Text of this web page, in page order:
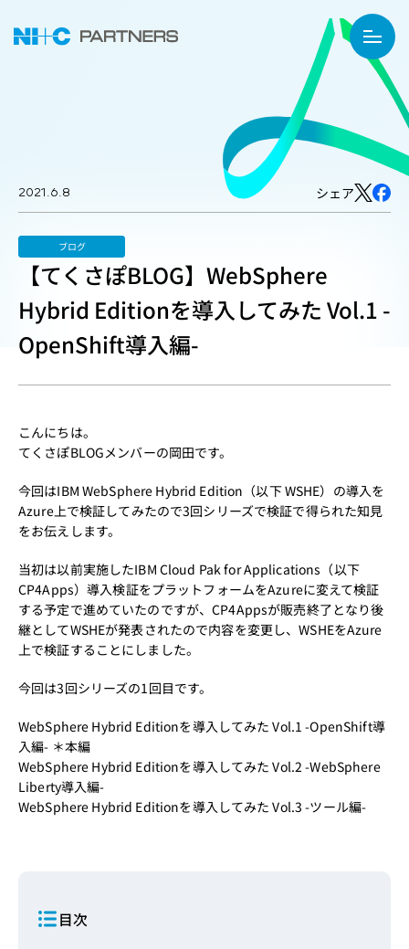
2021.6.8 シェア
ブログ
【てくさぽBLOG】WebSphere
Hybrid Editionを導入してみた Vol.1 -
OpenShift導入編-
こんにちは。
てくさぽBLOGメンバーの岡田です。
今回はIBM WebSphere Hybrid Edition（以下 WSHE）の導入を
Azure上で検証してみたので3回シリーズで検証で得られた知見
をお伝えします。
当初は以前実施したIBM Cloud Pak for Applications（以下
CP4Apps）導入検証をプラットフォームをAzureに変えて検証
する予定で進めていたのですが、CP4Appsが販売終了となり後
継としてWSHEが発表されたので内容を変更し、WSHEをAzure
上で検証することにしました。
今回は3回シリーズの1回目です。
WebSphere Hybrid Editionを導入してみた Vol.1 -OpenShift導
入編- ＊本編
WebSphere Hybrid Editionを導入してみた Vol.2 -WebSphere
Liberty導入編-
WebSphere Hybrid Editionを導入してみた Vol.3 -ツール編-
目次